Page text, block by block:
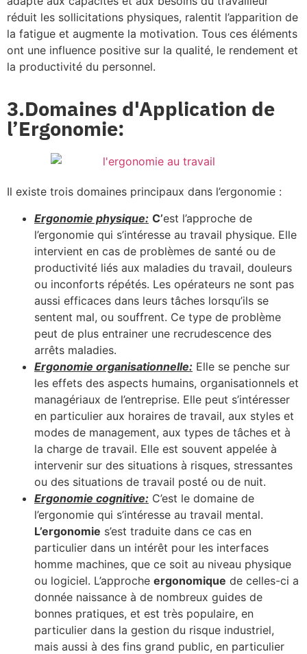
réduit les sollicitations physiques, ralentit l’apparition de
la fatigue et augmente la motivation. Tous ces éléments
ont une influence positive sur la qualité, le rendement et
la productivité du personnel.
3.Domaines d'Application de
l’Ergonomie:
Il existe trois domaines principaux dans l’ergonomie :
Ergonomie physique: C’est l’approche de
l’ergonomie qui s’intéresse au travail physique. Elle
intervient en cas de problèmes de santé ou de
productivité liés aux maladies du travail, douleurs
ou inconforts répétés. Les opérateurs ne sont pas
aussi efficaces dans leurs tâches lorsqu’ils se
sentent mal, ou souffrent. Ce type de problème
peut de plus entrainer une recrudescence des
arrêts maladies.
Ergonomie organisationnelle: Elle se penche sur
les effets des aspects humains, organisationnels et
managériaux de l’entreprise. Elle peut s’intéresser
en particulier aux horaires de travail, aux styles et
modes de management, aux types de tâches et à
la charge de travail. Elle est souvent appelée à
intervenir sur des situations à risques, stressantes
ou des situations de travail posté ou de nuit.
Ergonomie cognitive: C’est le domaine de
l’ergonomie qui s’intéresse au travail mental.
L’ergonomie s’est traduite dans ce cas en
particulier dans un intérêt pour les interfaces
homme machines, que ce soit au niveau physique
ou logiciel. L’approche ergonomique de celles-ci a
donnée naissance à de nombreux guides de
bonnes pratiques, et est très populaire, en
particulier dans la gestion du risque industriel,
mais aussi à des fins grand public, en particulier